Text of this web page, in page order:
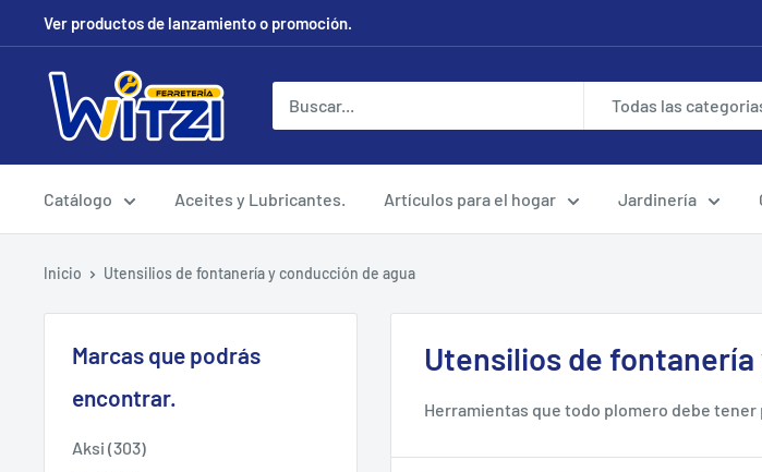
directamente
contenido
Ver productos de lanzamiento o promoción.
FERRETERÍA
WITZI
Todas las
Catálogo Aceites y Lubricantes. Artículos para el hogar Jardinería
Inicio Utensilios de fontanería y conducción de agua
Marcas que podrás
encontrar.
Aksi (303)
Utensilios de
Herramientas que todo plomero debe tener